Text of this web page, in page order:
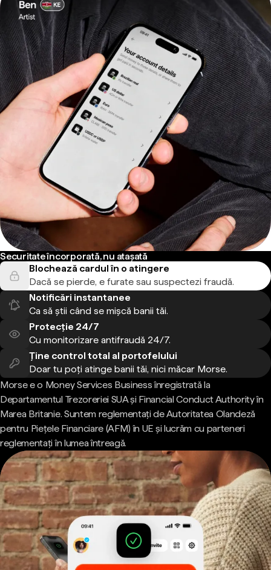
Securitate încorporată, nu atașată
Blochează cardul în o atingere
Dacă se pierde, e furate sau suspectezi fraudă.
Notificări instantanee
Ca să știi când se mișcă banii tăi.
Protecție 24/7
Cu monitorizare antifraudă 24/7.
Ține control total al portofelului
Doar tu poți atinge banii tăi, nici măcar Morse.
Morse e o Money Services Business înregistrată la
Departamentul Trezoreriei SUA și Financial Conduct Authority în
Marea Britanie. Suntem reglementați de Autoritatea Olandeză
pentru Piețele Financiare (AFM) în UE și lucrăm cu parteneri
reglementați în lumea întreagă.